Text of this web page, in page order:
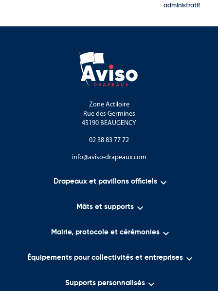
administratif
Zone Actiloire
Rue des Germines
45190 BEAUGENCY
02 38 83 77 72
info@aviso-drapeaux.com
Drapeaux et pavillons officiels 
Mâts et supports 
Mairie, protocole et cérémonies 
Équipements pour collectivités et entreprises 
Supports personnalisés 